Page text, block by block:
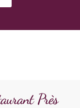
Près